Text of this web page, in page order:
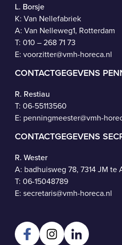
L. Borsje
K: Van Nellefabriek
A: Van Nelleweg1, Rotterdam
T: 010 – 268 71 73
E: voorzitter@vmh-horeca.nl
CONTACTGEGEVENS
R. Restiau
T: 06-55113560
E: penningmeester@vmh-
CONTACTGEGEVENS
R. Wester
A: badhuisweg 78, 7314 JM te
T: 06-15048789
E: secretaris@vmh-horeca.nl